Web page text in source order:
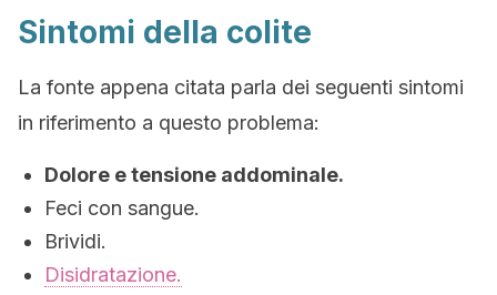
Sintomi della colite
La fonte appena citata parla dei seguenti sintomi
in riferimento a questo problema:
Dolore e tensione addominale.
Feci con sangue.
Brividi.
Disidratazione.